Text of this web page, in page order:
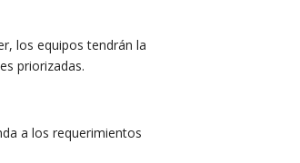
los equipos tendrán la
priorizadas.
a los requerimientos